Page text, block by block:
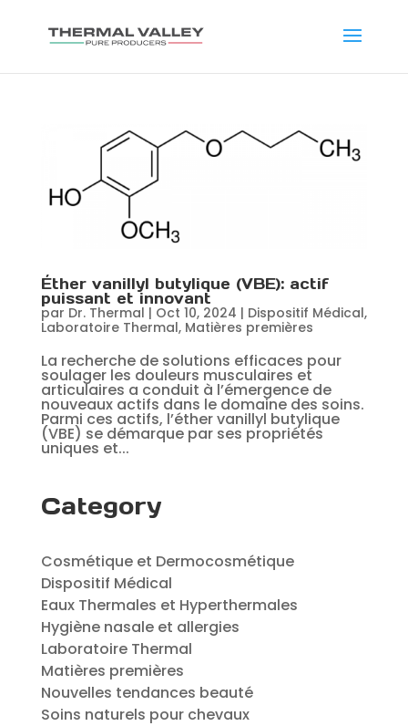
Éther vanillyl butylique (VBE): actif
puissant et innovant
par Dr. Thermal | Oct 10, 2024 | Dispositif Médical,
Laboratoire Thermal, Matières premières
La recherche de solutions efficaces pour
soulager les douleurs musculaires et
articulaires a conduit à l’émergence de
nouveaux actifs dans le domaine des soins.
Parmi ces actifs, l’éther vanillyl butylique
(VBE) se démarque par ses propriétés
uniques et...
Category
Cosmétique et Dermocosmétique
Dispositif Médical
Eaux Thermales et Hyperthermales
Hygiène nasale et allergies
Laboratoire Thermal
Matières premières
Nouvelles tendances beauté
Soins naturels pour chevaux